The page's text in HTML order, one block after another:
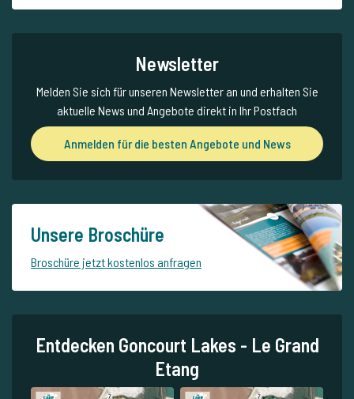
Newsletter
Melden Sie sich für unseren Newsletter an und erhalten Sie
aktuelle News und Angebote direkt in Ihr Postfach
Anmelden für die besten Angebote und News
Unsere Broschüre
Broschüre jetzt kostenlos anfragen
Entdecken Goncourt Lakes - Le Grand
Etang